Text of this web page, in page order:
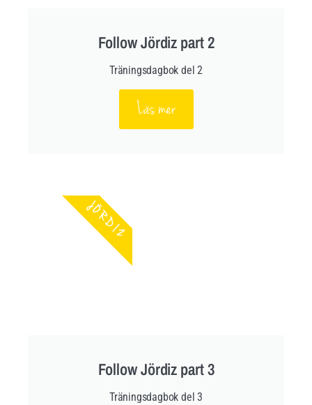
Follow Jördiz part 2
Träningsdagbok del 2
Läs mer
Follow Jördiz part 3
Träningsdagbok del 3
JÖRDIZ